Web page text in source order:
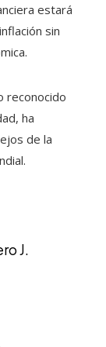
estará
sin
reconocido
ha
de la
J.